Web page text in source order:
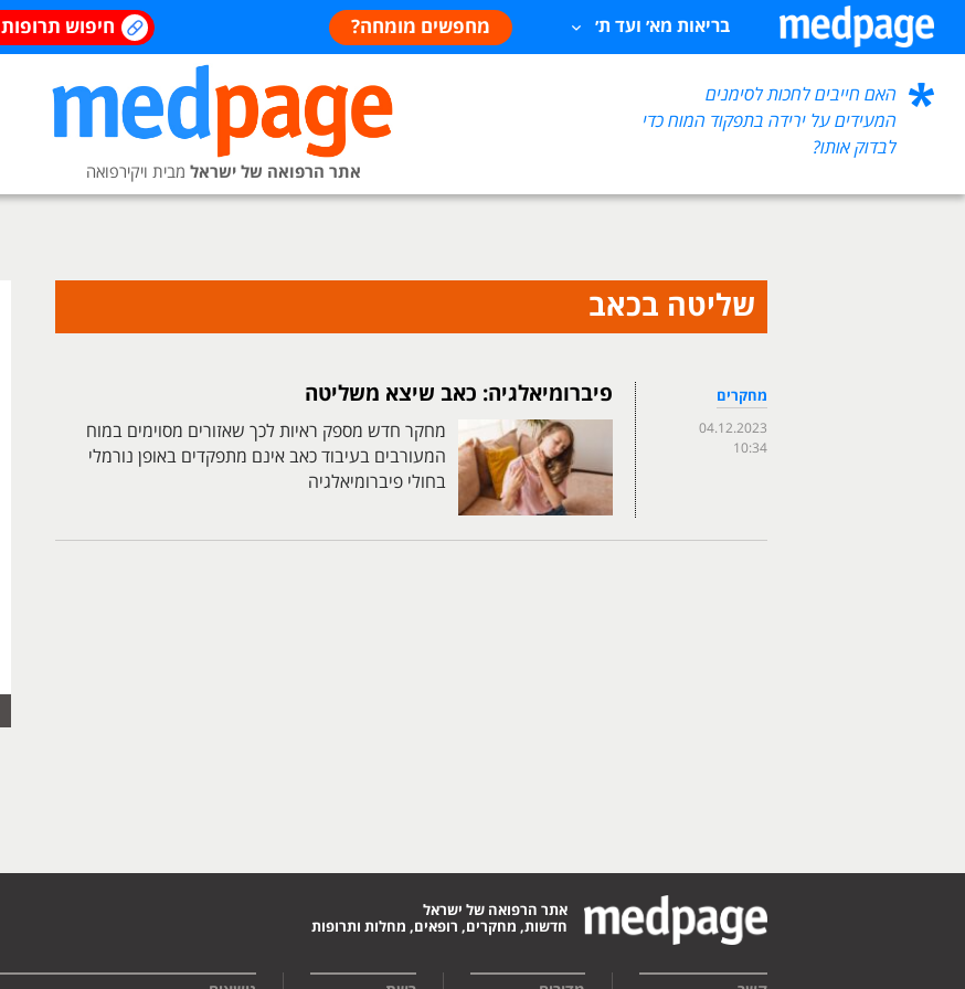
בריאות מא׳ ועד ת׳ מחפשים מומחה? חיפוש תרופות
האם חייבים לחכות לסימנים
המעידים על ירידה בתפקוד המוח כדי
לבדוק אותו?
אתר הרפואה של ישראל מבית ויקירפואה
שליטה בכאב
מחקרים
04.12.2023
10:34
פיברומיאלגיה: כאב שיצא משליטה
מחקר חדש מספק ראיות לכך שאזורים מסוימים במוח
המעורבים בעיבוד כאב אינם מתפקדים באופן נורמלי
בחולי פיברומיאלגיה
אתר הרפואה של ישראל
חדשות, מחקרים, רופאים, מחלות ותרופות